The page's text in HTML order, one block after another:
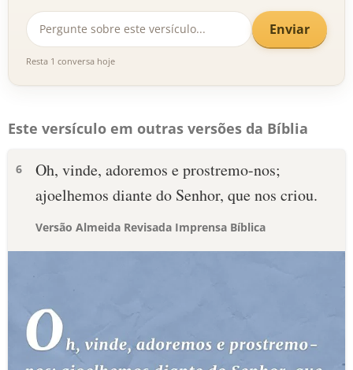
Enviar
Resta 1 conversa hoje
Este versículo em outras versões da Bíblia
6
Oh, vinde, adoremos e prostremo-nos;
ajoelhemos diante do Senhor, que nos criou.
Versão Almeida Revisada Imprensa Bíblica